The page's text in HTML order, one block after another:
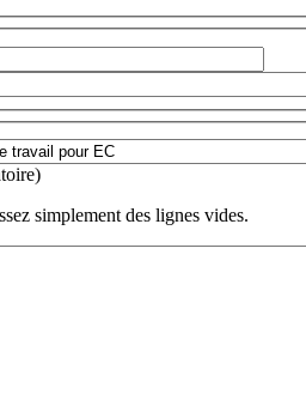
simplement des lignes vides.